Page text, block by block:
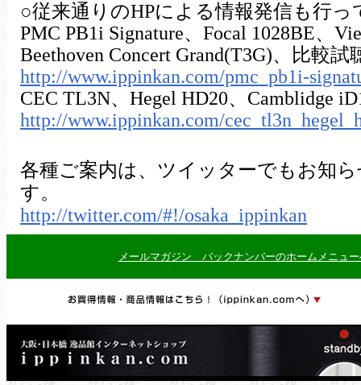
○従来通りのHPによる情報発信も行っ
PMC PB1i Signature、Focal 1028BE、
Beethoven Concert Grand(T3G)、比較試
http://www.ippinkan.com/pmc_pb1i-
CEC TL3N、Hegel HD20、Camblidge
http://www.ippinkan.com/
各種ご案内は、ツイッターでもお知
す。
http://twitter.com/#!/osaka_ippinkan
メールマガジン バックナンバーのホームメニュー